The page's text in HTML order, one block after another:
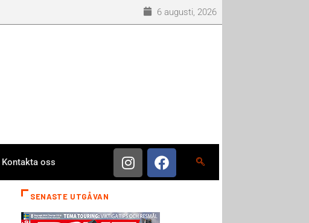
6 augusti, 2026
Kontakta oss
SENASTE UTGÅVAN